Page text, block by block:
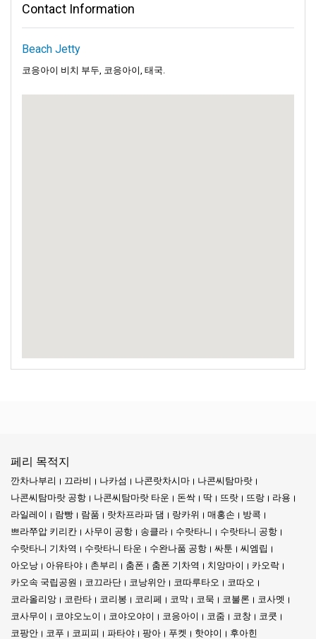
Contact Information
Beach Jetty
코응아이 비치 부두, 코응아이, 태국.
페리 목적지
깐차나부리 끄라비 나카섬 나콘랏차시마
나콘씨탐마랏
나콘씨탐마랏 공항
나콘씨탐마랏 타운 돈싹 딱 뜨랏 뜨랑
라용
라일레이
람빵 람품 랏차프라파 댐 랑카위 매홍손
방콕
쁘라쭈압 키리칸
사무이 공항 송클라 수랏타니
수랏타니 공항
수랏타니 기차역
수랏타니 타운 수완나품 공항 싸툰
씨엠립
아오낭
아유타야 촌부리 춤폰 춤폰 기차역 치앙마이
카오락
카오속 국립공원
코끄라단 코낭위안 코따루타오
코따오
코라올리앙
코란타 코리봉 코리페 코막 코묵 코불론
코사멧
코사무이
코야오노이 코야오야이 코응아이 코줌 코창
코쿳
코팡안
코푸 코피피 파타야 팡아 푸켓 핫야이 후아힌